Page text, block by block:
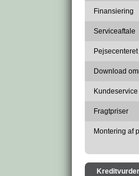
Finansiering
Serviceaftale
Pejsecenteret
Download
Kundeservice
Fragtpriser
Montering af